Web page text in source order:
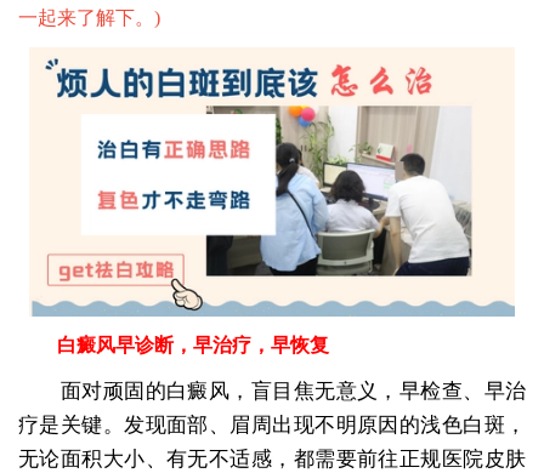
一起来了解下。 )
白癜风早诊断，早治疗，早恢复
面对顽固的白癜风，盲目焦无意义，早检查、早治
疗是关键。发现面部、眉周出现不明原因的浅色白斑，
无论面积大小、有无不适感，都需要前往正规医院皮肤